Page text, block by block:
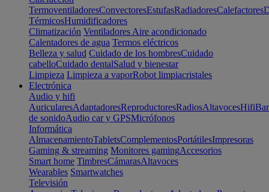
TermoventiladoresConvectoresEstufasRadiadoresCalefactores
TérmicosHumidificadores
Climatización Ventiladores Aire acondicionado
Calentadores de agua Termos eléctricos
Belleza y salud Cuidado de los hombresCuidado
cabelloCuidado dentalSalud y bienestar
Limpieza Limpieza a vaporRobot limpiacristales
Electrónica
Audio y hifi
AuricularesAdaptadoresReproductoresRadiosAltavocesHifi
de sonidoAudio car y GPSMicrófonos
Informática
AlmacenamientoTabletsComplementosPortátilesImpresoras
Gaming & streaming Monitores gamingAccesorios
Smart home TimbresCámarasAltavoces
Wearables Smartwatches
Televisión